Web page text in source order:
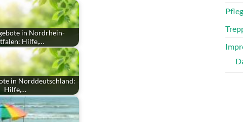
in Nordrhein-
Hilfe,…
in Norddeutschland:
Hilfe,…